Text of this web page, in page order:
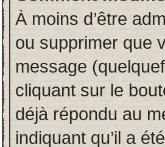
À moins d’être
ou supprimer que
message
cliquant sur le
déjà répondu au
indiquant qu’il a